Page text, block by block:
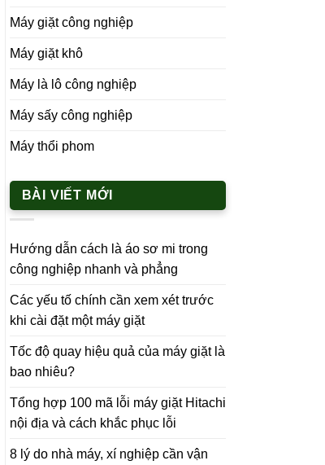
Máy giặt công nghiệp
Máy giặt khô
Máy là lô công nghiệp
Máy sấy công nghiệp
Máy thổi phom
BÀI VIẾT MỚI
Hướng dẫn cách là áo sơ mi trong
công nghiệp nhanh và phẳng
Các yếu tố chính cần xem xét trước
khi cài đặt một máy giặt
Tốc độ quay hiệu quả của máy giặt là
bao nhiêu?
Tổng hợp 100 mã lỗi máy giặt Hitachi
nội địa và cách khắc phục lỗi
8 lý do nhà máy, xí nghiệp cần vận